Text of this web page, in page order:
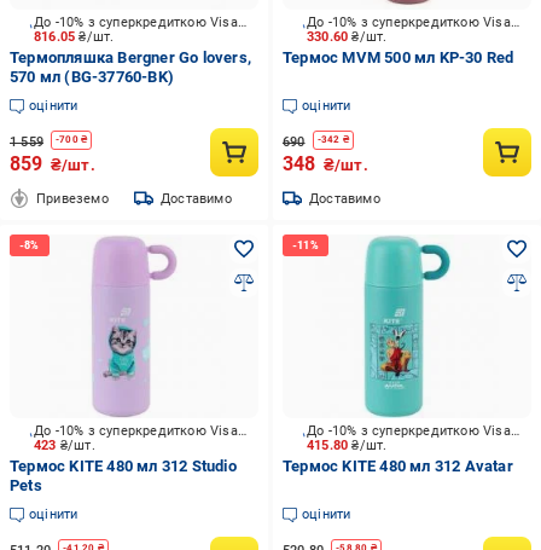
816.05₴/шт.
До -10% з суперкредиткою Visa Вигода
Термопляшка Bergner Go lovers,
570 мл (BG-37760-BK)
оцінити
1 559 -700₴
859 ₴/шт.
Привеземо Доставимо
330.60₴/шт.
До -10% з суперкредиткою Visa Вигода
Термос MVM 500 мл KP-30 Red
оцінити
690 -342 ₴
348 ₴/шт.
Доставимо
423 ₴/шт.
До -10% з суперкредиткою Visa Вигода
Термос KITE 480 мл 312 Studio
Pets
оцінити
415.80₴/шт.
До -10% з суперкредиткою Visa Вигода
Термос KITE 480 мл 312 Avatar
оцінити